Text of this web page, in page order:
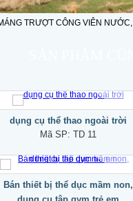
dụng cụ thể thao ngoài trời
Mã SP: TD 11
Bán thiết bị thể dục mầm non,
dụng cụ tập gym trẻ em